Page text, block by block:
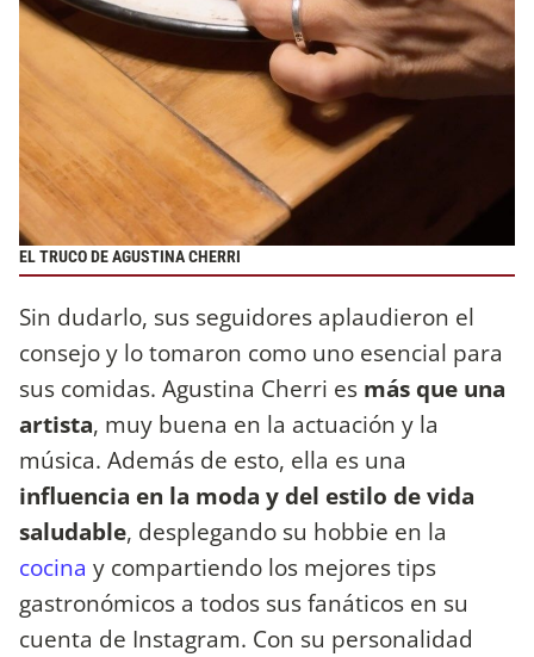
EL TRUCO DE AGUSTINA CHERRI
Sin dudarlo, sus seguidores aplaudieron el
consejo y lo tomaron como uno esencial para
sus comidas. Agustina Cherri es más que una
artista, muy buena en la actuación y la
música. Además de esto, ella es una
influencia en la moda y del estilo de vida
saludable, desplegando su hobbie en la
cocina y compartiendo los mejores tips
gastronómicos a todos sus fanáticos en su
cuenta de Instagram. Con su personalidad